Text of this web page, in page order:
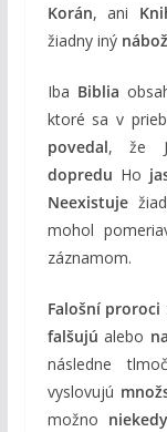
Korán, ani
žiadny iný
Iba Biblia
ktoré sa v
povedal, že
dopredu Ho
Neexistuje
mohol
záznamom.
Falošní proroci
falšujú alebo
následne
vyslovujú
možno